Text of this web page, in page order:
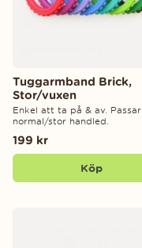
Tuggarmband Brick,
Stor/vuxen
Enkel att ta på & av. Passar
normal/stor handled.
199 kr
Köp